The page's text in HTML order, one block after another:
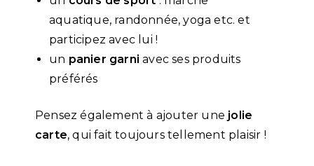
aquatique, randonnée, yoga etc. et
participez avec lui !
un panier garni avec ses produits
préférés
Pensez également à ajouter une jolie
carte, qui fait toujours tellement plaisir !